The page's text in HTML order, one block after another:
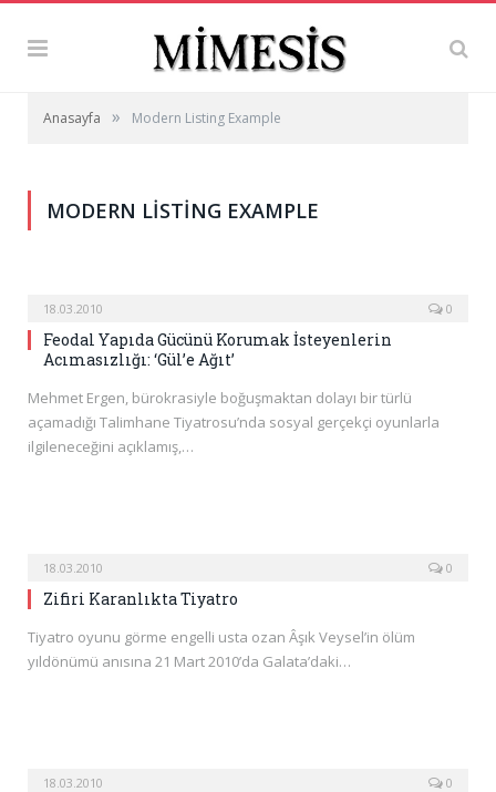
Anasayfa » Modern Listing Example
MODERN LISTING EXAMPLE
18.03.2010 0
Feodal Yapıda Gücünü Korumak İsteyenlerin
Acımasızlığı: ‘Gül’e Ağıt’
Mehmet Ergen, bürokrasiyle boğuşmaktan dolayı bir türlü
açamadığı Talimhane Tiyatrosu’nda sosyal gerçekçi oyunlarla
ilgileneceğini açıklamış,…
18.03.2010 0
Zifiri Karanlıkta Tiyatro
Tiyatro oyunu görme engelli usta ozan Âşık Veysel’in ölüm
yıldönümü anısına 21 Mart 2010’da Galata’daki…
18.03.2010 0